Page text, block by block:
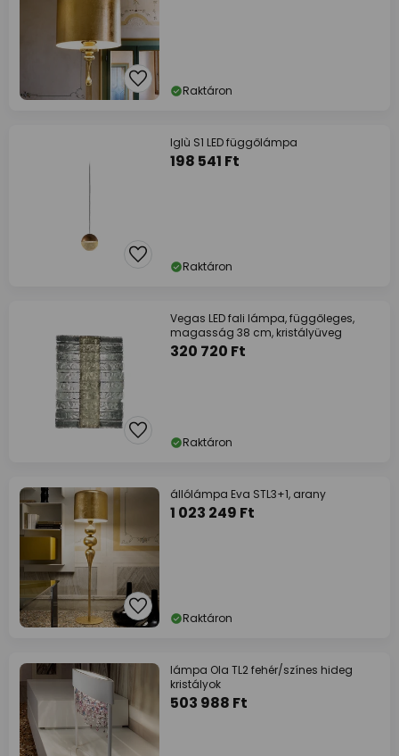
Raktáron
Iglù S1 LED függőlámpa
198 541 Ft
Raktáron
Vegas LED fali lámpa, függőleges,
magasság 38 cm, kristályüveg
320 720 Ft
Raktáron
állólámpa Eva STL3+1, arany
1 023 249 Ft
Raktáron
lámpa Ola TL2 fehér/színes hideg
kristályok
503 988 Ft